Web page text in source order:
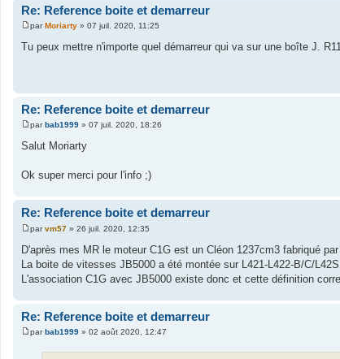
Re: Reference boite et demarreur
M
s
parMoriarty » 07 juil. 2020, 11:25
Tu peux mettre n'importe quel démarreur qui va sur une boîte J.
Re: Reference boite et demarreur
e
s
a
g
par bab1999 » 07 juil. 2020, 18:26
Salut Moriarty
Ok super merci pour l'info ;)
Re: Reference boite et demarreur
M
s
s
g
parvm57 » 26 juil. 2020, 12:35
D'après mes MR le moteur C1G est un Cléon 1237cm3 fabriqué
La boite de vitesses JB5000 a été montée sur L421-L422-B/C/
L'association C1G avec JB5000 existe donc et cette définition
Re: Reference boite et demarreur
par bab1999 » 02 août 2020, 12:47